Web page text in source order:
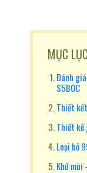
MỤC
Đánh
S5BOC
Thiết
Thiết kế
Loại bỏ
Khử mùi